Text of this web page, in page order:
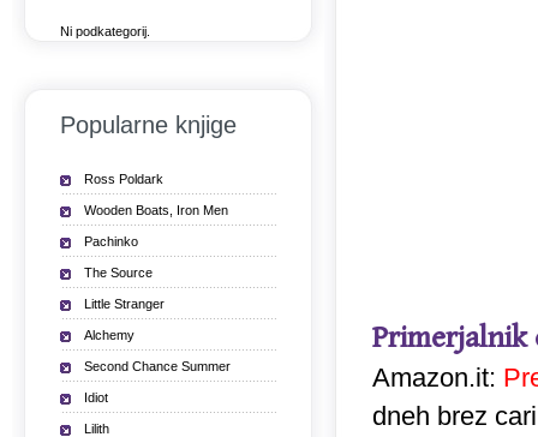
Primerjalnik
Amazon.it:
dneh brez
Ni podkategorij.
Popularne knjige
Ross Poldark
Wooden Boats, Iron Men
Pachinko
The Source
Little Stranger
Alchemy
Second Chance Summer
Idiot
Lilith